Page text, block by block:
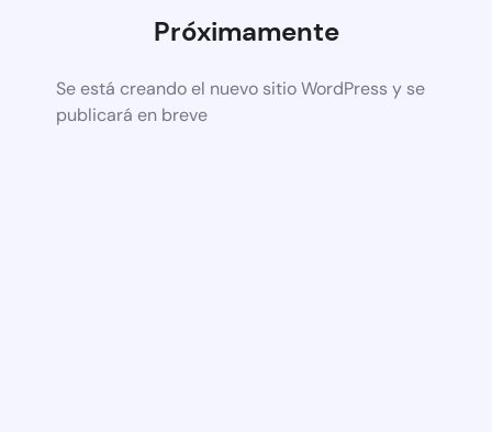
Próximamente
Se está creando el nuevo sitio WordPress y se
publicará en breve